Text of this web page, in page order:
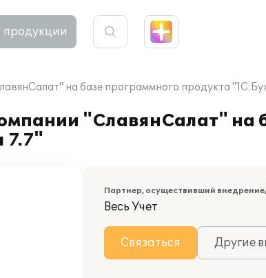
на базе программного продукта
"СлавянСалат" на
7.7"
Партнер, осуществивший
Весь Учет
Связаться Другие